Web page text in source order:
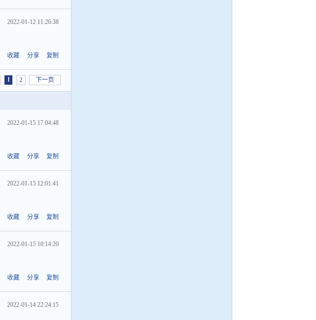
2022-01-12 11:26:38
收藏 分享 复制
1 2 下一页
2022-01-15 17:04:48
收藏 分享 复制
2022-01-15 12:01:41
收藏 分享 复制
2022-01-15 10:14:20
收藏 分享 复制
2022-01-14 22:24:15